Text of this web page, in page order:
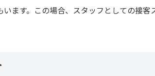
ます。この場合、スタッフとしての接客